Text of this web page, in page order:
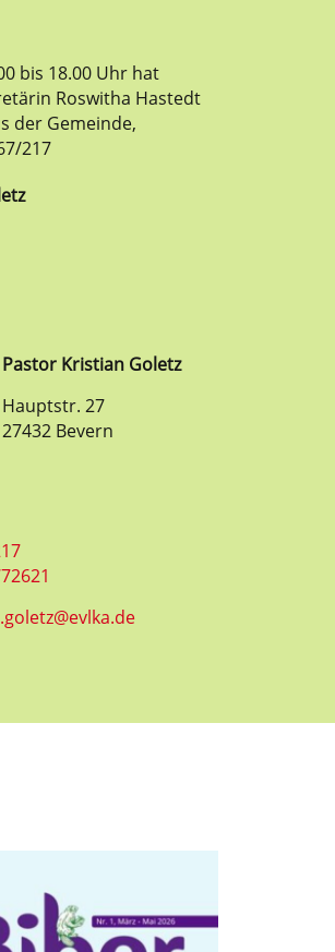
bis 18.00 Uhr hat
Roswitha Hastedt
der Gemeinde,
217
Pastor Kristian Goletz
Hauptstr. 27
27432 Bevern